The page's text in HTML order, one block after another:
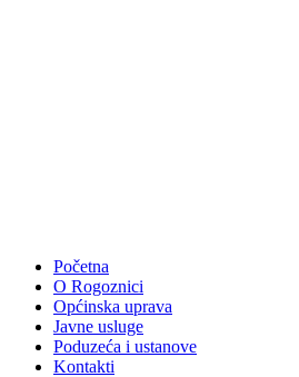
Početna
O Rogoznici
Općinska uprava
Javne usluge
Poduzeća i ustanove
Kontakti